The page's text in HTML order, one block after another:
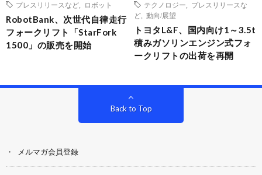
プレスリリースなど
ロボット
RobotBank、次世代自律走行
フォークリフト「StarFork
1500」の販売を開始
テクノロジー
プレスリリースな
ど
動向/展望
トヨタL&F、国内向け1～3.5t
積みガソリンエンジン式フォ
ークリフトの出荷を再開
Back to Top
メルマガ会員登録